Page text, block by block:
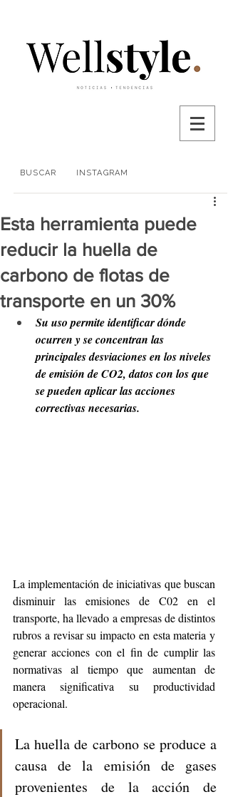
BUSCAR INSTAGRAM
Esta herramienta puede
reducir la huella de
carbono de flotas de
transporte en un 30%
Su uso permite identificar dónde
ocurren y se concentran las
principales desviaciones en los niveles
de emisión de CO2, datos con los que
se pueden aplicar las acciones
correctivas necesarias.
La implementación de iniciativas que buscan
disminuir las emisiones de C02 en el
transporte, ha llevado a empresas de distintos
rubros a revisar su impacto en esta materia y
generar acciones con el fin de cumplir las
normativas al tiempo que aumentan de
manera significativa su productividad
operacional.
La huella de carbono se produce a
causa de la emisión de gases
provenientes de la acción de